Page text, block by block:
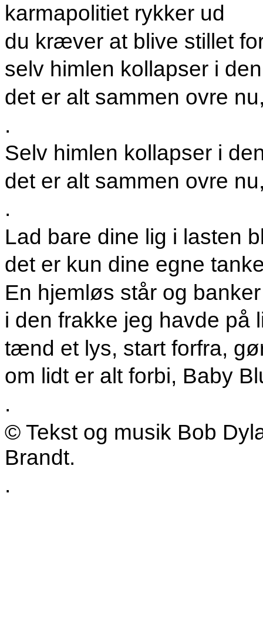
karmapolitiet rykker ud
du kræver at blive stillet
selv himlen kollapser i
det er alt sammen ovre
.
Selv himlen kollapser i
det er alt sammen ovre
.
Lad bare dine lig i lasten
det er kun dine egne
En hjemløs står og
i den frakke jeg havde på
tænd et lys, start forfra,
om lidt er alt forbi, Baby
.
© Tekst og musik Bob
Brandt.
.